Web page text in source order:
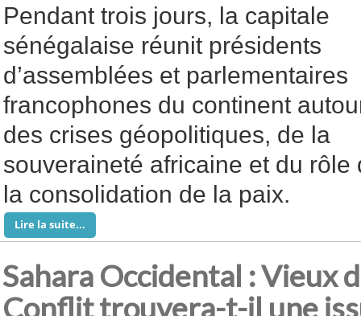
Pendant trois jours, la capitale
sénégalaise réunit présidents
d’assemblées et parlementaires
francophones du continent
des crises géopolitiques, de la
souveraineté africaine et du rôle
la consolidation de la paix.
Lire la suite...
Sahara Occidental : Vieux
Conflit trouvera-t-il une